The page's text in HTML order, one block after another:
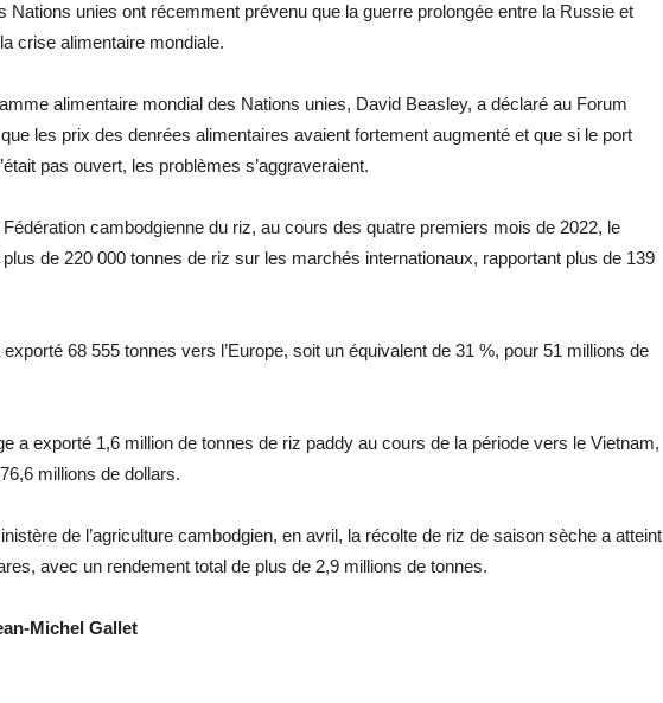
Nations unies ont récemment prévenu que la guerre prolongée entre la Russie et
crise alimentaire mondiale.
alimentaire mondial des Nations unies, David Beasley, a déclaré au Forum
les prix des denrées alimentaires avaient fortement augmenté et que si le port
pas ouvert, les problèmes s’aggraveraient.
cambodgienne du riz, au cours des quatre premiers mois de 2022, le
de 220 000 tonnes de riz sur les marchés internationaux, rapportant plus de 139
68 555 tonnes vers l’Europe, soit un équivalent de 31 %, pour 51 millions de
a exporté 1,6 million de tonnes de riz paddy au cours de la période vers le Vietnam,
millions de dollars.
de l’agriculture cambodgien, en avril, la récolte de riz de saison sèche a atteint
avec un rendement total de plus de 2,9 millions de tonnes.
Michel Gallet